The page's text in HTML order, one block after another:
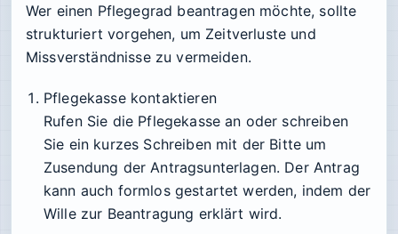
Wer einen Pflegegrad beantragen möchte, sollte
strukturiert vorgehen, um Zeitverluste und
Missverständnisse zu vermeiden.
Pflegekasse kontaktieren
Rufen Sie die Pflegekasse an oder schreiben
Sie ein kurzes Schreiben mit der Bitte um
Zusendung der Antragsunterlagen. Der Antrag
kann auch formlos gestartet werden, indem der
Wille zur Beantragung erklärt wird.